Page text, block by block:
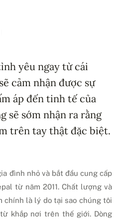
yêu ngay từ cái
cảm nhận được sự
áp đến tinh tế của
sẽ sớm nhận ra rằng
trên tay thật đặc biệt.
đình nhỏ và bắt đầu cung cấp
từ năm 2011. Chất lượng và
chính là lý do tại sao chúng tôi
khắp nơi trên thế giới. Dòng